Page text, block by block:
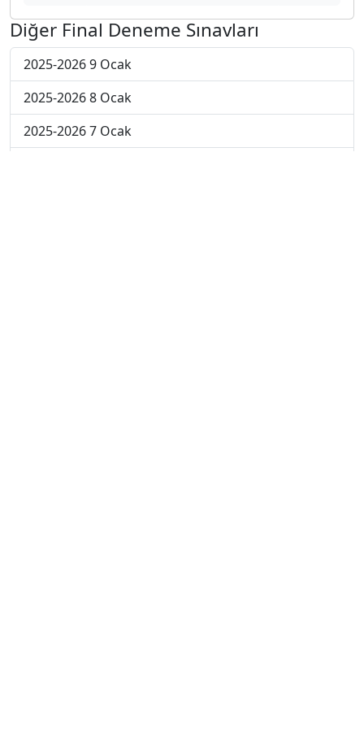
Diğer Final Deneme Sınavları
2025-2026 9 Ocak
2025-2026 8 Ocak
2025-2026 7 Ocak